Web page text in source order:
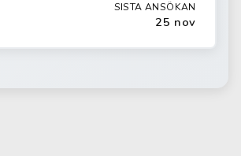
SISTA ANSÖKAN
25 nov